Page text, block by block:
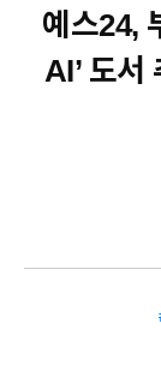
예스24,
AI’ 도서